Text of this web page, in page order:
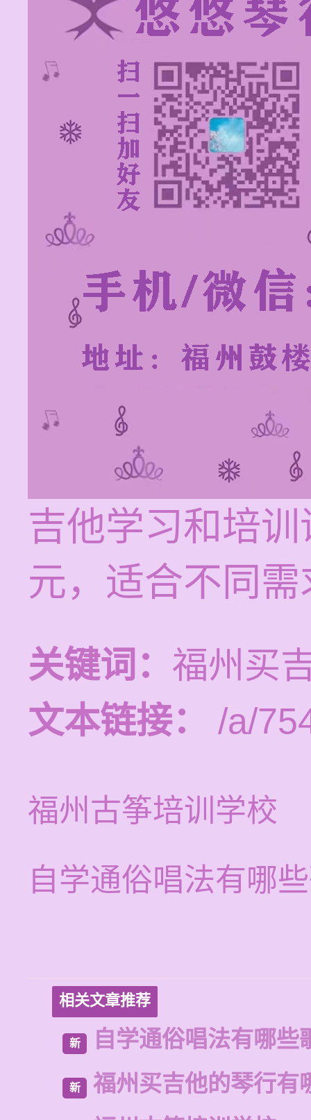
吉他学习和培
元，适合不同
关键词： 福州买
文本链接：
/a/
福州古筝培训学校
自学通俗唱法有哪
相关文章推荐
新 自学通俗唱法有哪些
新
福州买吉他的琴行有